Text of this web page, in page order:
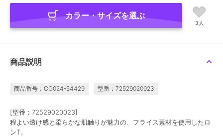
カラー・サイズを選ぶ
3人
商品説明
商品番号：CG024-54429 型番：72529020023
[型番：72529020023]
程よい透け感と柔らかな肌触りが魅力の、フライス素材を使用したロ
ンT。